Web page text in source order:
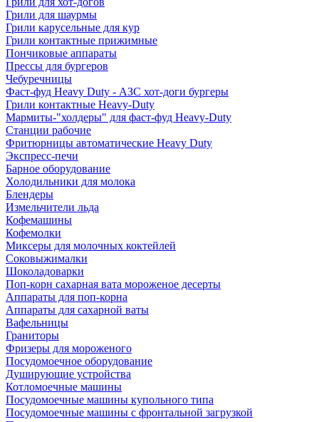
Грили для шаурмы
Грили карусельные для кур
Грили контактные прижимные
Пончиковые аппараты
Прессы для бургеров
Чебуречницы
Фаст-фуд Heavy Duty - АЗС хот-доги бургеры
Грили контактные Heavy-Duty
Мармиты-"холдеры" для фаст-фуд Heavy-Duty
Станции рабочие
Фритюрницы автоматические Heavy Duty
Экспресс-печи
Барное оборудование
Холодильники для молока
Блендеры
Измельчители льда
Кофемашины
Кофемолки
Миксеры для молочных коктейлей
Соковыжималки
Шоколадоварки
Поп-корн сахарная вата мороженое десерты
Аппараты для поп-корна
Аппараты для сахарной ваты
Вафельницы
Граниторы
Фризеры для мороженого
Посудомоечное оборудование
Душирующие устройства
Котломоечные машины
Посудомоечные машины купольного типа
Посудомоечные машины с фронтальной загрузкой